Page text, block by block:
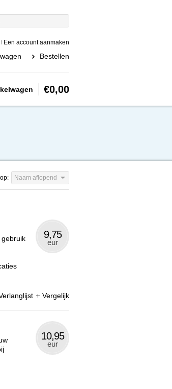
Een account aanmaken
Bestellen
€0,00
Naam aflopend
gebruik
9,75
eur
Vergelijk
10,95
eur